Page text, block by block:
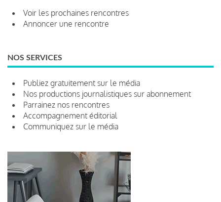
Voir les prochaines rencontres
Annoncer une rencontre
NOS SERVICES
Publiez gratuitement sur le média
Nos productions journalistiques sur abonnement
Parrainez nos rencontres
Accompagnement éditorial
Communiquez sur le média